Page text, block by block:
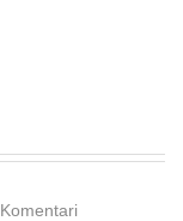
Komentari